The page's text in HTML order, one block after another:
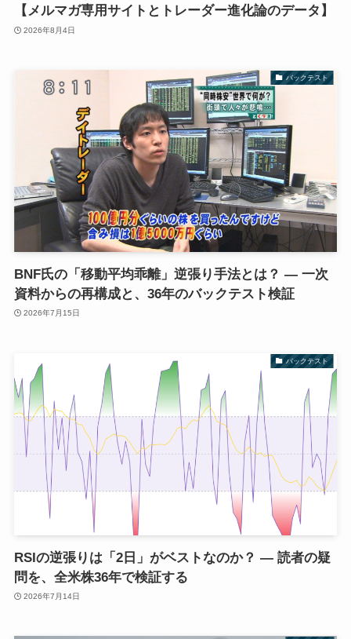
【メルマガ専用サイトとトレーダー進化論のデータ】
2026年8月4日
バックテスト
BNF氏の「移動平均乖離」逆張り手法とは？ ― 一次
資料からの再構成と、36年のバックテスト検証
2026年7月15日
バックテスト
RSIの逆張りは「2日」がベストなのか？ ― 読者の疑
問を、全米株36年で検証する
2026年7月14日